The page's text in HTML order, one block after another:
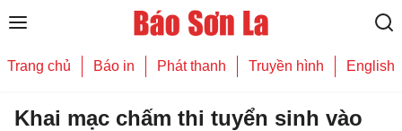
Trang chủ Báo in Phát thanh Truyền hình English
Khai mạc chấm thi tuyển sinh vào